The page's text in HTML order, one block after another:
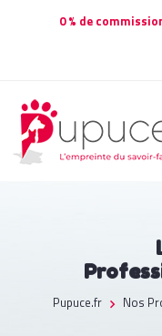
0 % de
Pupuce.fr Nos